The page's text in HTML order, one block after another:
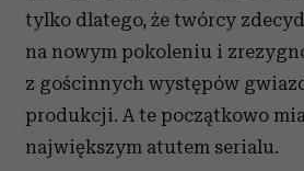
tylko dlatego, że twórcy
na nowym pokoleniu i
z gościnnych występów
produkcji. A te początkowo
największym atutem serialu.